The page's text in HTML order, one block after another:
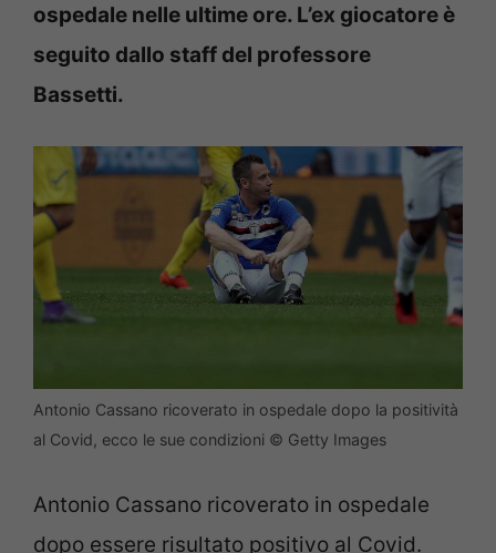
ospedale nelle ultime ore. L’ex giocatore è
seguito dallo staff del professore
Bassetti.
Antonio Cassano ricoverato in ospedale dopo la positività
al Covid, ecco le sue condizioni © Getty Images
Antonio Cassano ricoverato in ospedale
dopo essere risultato positivo al Covid.